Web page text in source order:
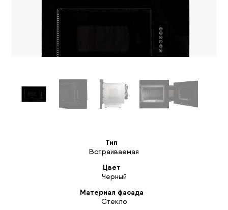
Тип
Встраиваемая
Цвет
Черный
Материал фасада
Стекло